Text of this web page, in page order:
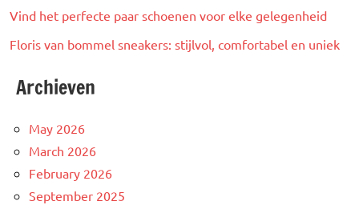
Vind het perfecte paar schoenen voor elke gelegenheid
Floris van bommel sneakers: stijlvol, comfortabel en uniek
Archieven
May 2026
March 2026
February 2026
September 2025